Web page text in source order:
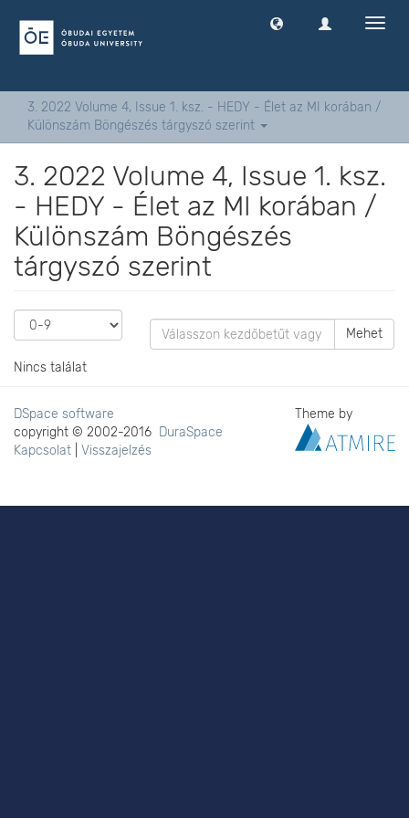
3. 2022 Volume 4, Issue 1. ksz. - HEDY - Élet az MI korában /
Különszám Böngészés tárgyszó szerint
3. 2022 Volume 4, Issue 1. ksz.
- HEDY - Élet az MI korában /
Különszám Böngészés
tárgyszó szerint
Mehet
Nincs találat
DSpace software
copyright © 2002-2016 DuraSpace
Kapcsolat
Visszajelzés
Theme by